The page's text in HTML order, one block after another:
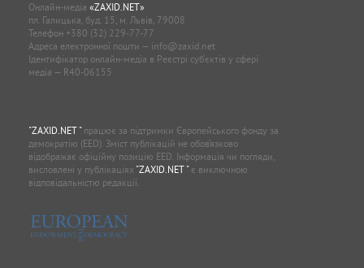
Онлайн-медіа «ZAXID.NET»
пл. Галицька, буд. 15, м. Львів, 79008
Телефон +380 (32) 229-77-77
Адреса електронної пошти — info@zaxid.net
Ідентифікатор онлайн-медіа в Реєстрі суб'єктів у сфері
медіа — R40-06155
"ZAXID.NET "працює за підтримки Європейського фонду за
демократію (EED). Зміст публікацій не обов’язково
відображає офіційну позицію EED. Інформація чи погляди,
висловлені у публікаціях "ZAXID.NET "є виключною
відповідальністю редакції.